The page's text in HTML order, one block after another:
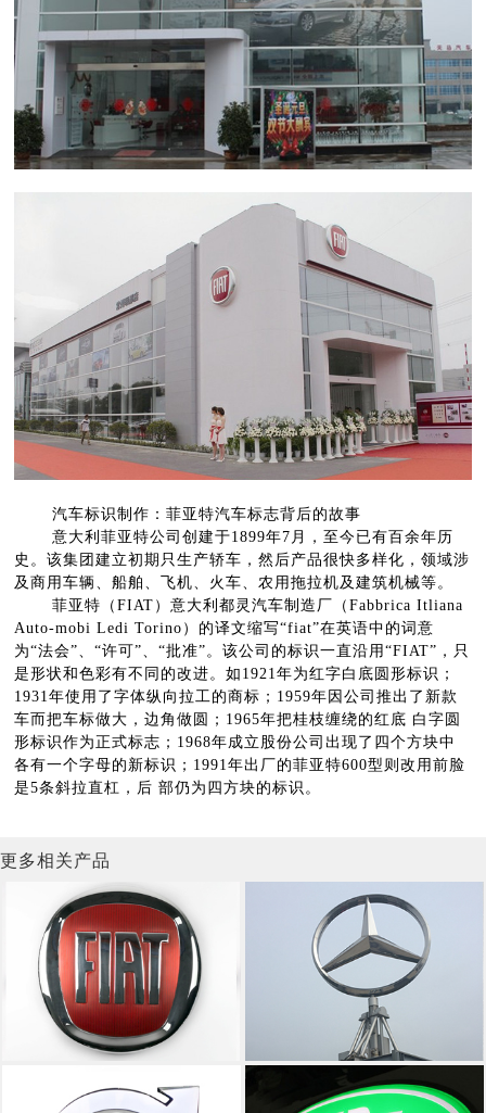
汽车标识制作：菲亚特汽车标志背后的故事
意大利菲亚特公司创建于1899年7月，至今已有百余年历
史。该集团建立初期只生产轿车，然后产品很快多样化，领域涉
及商用车辆、船舶、飞机、火车、农用拖拉机及建筑机械等。
菲亚特（FIAT）意大利都灵汽车制造厂（Fabbrica Itliana
Auto-mobi Ledi Torino）的译文缩写“fiat”在英语中的词意
为“法会”、“许可”、“批准”。该公司的标识一直沿用“FIAT”，只
是形状和色彩有不同的改进。如1921年为红字白底圆形标识；
1931年使用了字体纵向拉工的商标；1959年因公司推出了新款
车而把车标做大，边角做圆；1965年把桂枝缠绕的红底 白字圆
形标识作为正式标志；1968年成立股份公司出现了四个方块中
各有一个字母的新标识；1991年出厂的菲亚特600型则改用前脸
是5条斜拉直杠，后 部仍为四方块的标识。
更多相关产品